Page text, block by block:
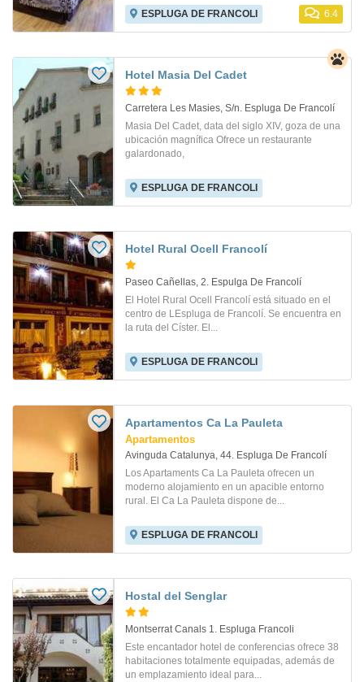
ESPLUGA DE FRANCOLI 6.4
Hotel Masia Del Cadet
Carretera Les Masies, S/n. Espluga De Francolí
Masia Del Cadet, data del siglo XIV, goza de una
ubicación magnífica Ofrece un restaurante
galardonado,
ESPLUGA DE FRANCOLI
Hotel Rural Ocell Francolí
Paseo Cañellas, 2. Espulga De Francolí
El Hotel Rural Ocell Francolí está situado en el
centro de LEspluga de Francolí. Se encuentra en
la ruta del Císter. El...
ESPLUGA DE FRANCOLI
Apartamentos Ca La Pauleta
Apartamentos
Avinguda Catalunya, 44. Espluga De Francolí
Los Apartaments Ca La Pauleta ofrecen un
moderno alojamiento en un apacible entorno
rural. El Ca La Pauleta dispone de...
ESPLUGA DE FRANCOLI
Hostal del Senglar
Montserrat Canals 1. Espluga Francoli
Este encantador hotel de conferencias ofrece 38
habitaciones totalmente equipadas, además de
un emplazamiento ideal para...